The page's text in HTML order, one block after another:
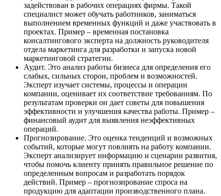
задействован в рабочих операциях фирмы. Такой
специалист может обучать работников, заниматься
выполнением временных функций и даже участвовать в
проектах. Пример – временная постановка
консалтингового эксперта на должность руководителя
отдела маркетинга для разработки и запуска новой
маркетинговой стратегии.
Аудит. Это анализ работы бизнеса для определения его
слабых, сильных сторон, проблем и возможностей.
Эксперт изучает системы, процессы и операции
компании, оценивает их соответствие требованиям. По
результатам проверки он дает советы для повышения
эффективности и улучшения качества работы. Пример –
финансовый аудит для выявления неэффективных
операций.
Прогнозирование. Это оценка тенденций и возможных
событий, которые могут повлиять на работу компании.
Эксперт анализирует информацию и сценарии развития,
чтобы помочь клиенту принять правильное решение по
определенным вопросам и разработать порядок
действий. Пример – прогнозирование спроса на
продукцию для адаптации производственного плана.